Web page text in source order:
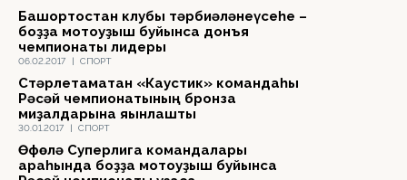
06.02.2017 | СПОРТ
Башҡортостан клубы тәрбиәләнеүсеһе –
боҙҙа мотоуҙыш буйынса донъя
чемпионаты лидеры
30.01.2017 | СПОРТ
Стәрлетамаҡтан «Каустик» командаһы
Рәсәй чемпионатының бронза
миҙалдарына яҡынлашты
Өфөлә Суперлига командалары
араһында боҙҙа мотоуҙыш буйынса